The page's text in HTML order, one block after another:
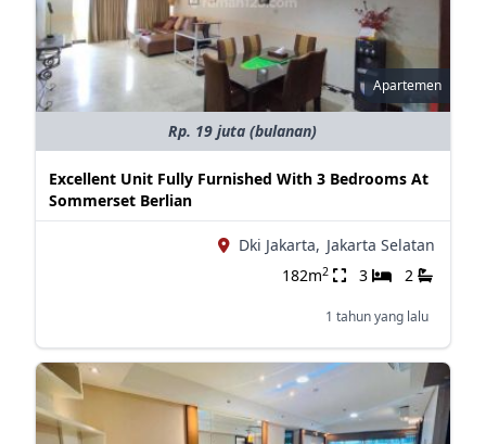
Apartemen
Rp. 19 juta (bulanan)
Excellent Unit Fully Furnished With 3 Bedrooms At
Sommerset Berlian
Dki Jakarta, Jakarta Selatan
182m2 3 2
1 tahun yang lalu